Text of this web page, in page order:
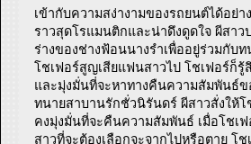
เข้ากับความสง่างามของรถยนต์ได้อย่า
ราวสุดโรแมนติกและน่าดึงดูดใจ ผีสาว
ร่างของช่างฟ้อนนางรำเพื่ออยู่ร่วมกับ
โชเฟอร์สูญเสียแฟนสาวไป โชเฟอร์ก็รู้
และมุ่งมั่นที่จะหาทางคืนความสัมพันธ์ข
ทนายสาบานรักชั่วนิรันดร์ ผีสาวสั่งให้โ
คงมุ่งมั่นที่จะคืนความสัมพันธ์ เมื่อโชเ
สาวที่จะต้องเลือกจะจากไปหรือตาย โช